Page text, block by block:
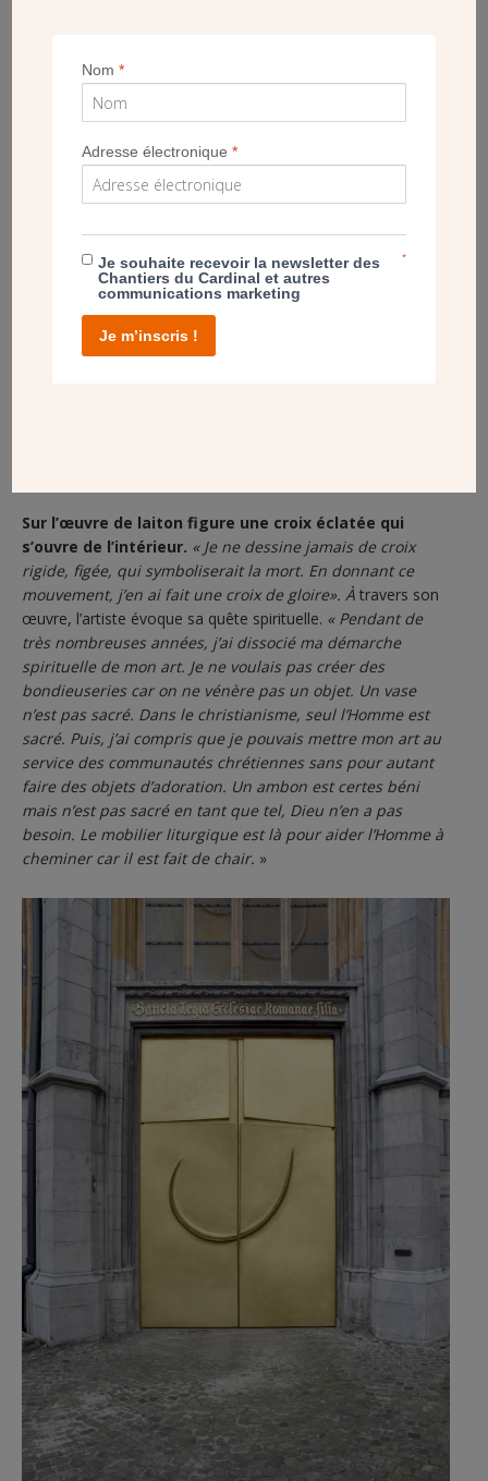
Sur l’œuvre de laiton figure une croix éclatée qui
s’ouvre de l’intérieur. « Je ne dessine jamais de croix
rigide, figée, qui symboliserait la mort. En donnant ce
mouvement, j’en ai fait une croix de gloire». À travers son
œuvre, l’artiste évoque sa quête spirituelle. « Pendant de
très nombreuses années, j’ai dissocié ma démarche
spirituelle de mon art. Je ne voulais pas créer des
bondieuseries car on ne vénère pas un objet. Un vase
n’est pas sacré. Dans le christianisme, seul l’Homme est
sacré. Puis, j’ai compris que je pouvais mettre mon art au
service des communautés chrétiennes sans pour autant
faire des objets d’adoration. Un ambon est certes béni
mais n’est pas sacré en tant que tel, Dieu n’en a pas
besoin. Le mobilier liturgique est là pour aider l’Homme à
cheminer car il est fait de chair. »
Nom*
Adresse électronique*
Je souhaite recevoir la newsletter des
Chantiers du Cardinal et autres
communications marketing
*
Je m’inscris !